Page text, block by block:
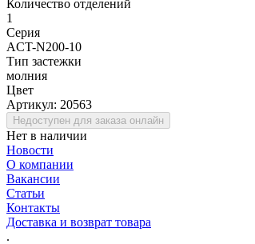
Количество отделений
1
Серия
ACT-N200-10
Тип застежки
молния
Цвет
Артикул: 20563
Недоступен для заказа онлайн
Нет в наличии
Новости
О компании
Вакансии
Статьи
Контакты
Доставка и возврат товара
.